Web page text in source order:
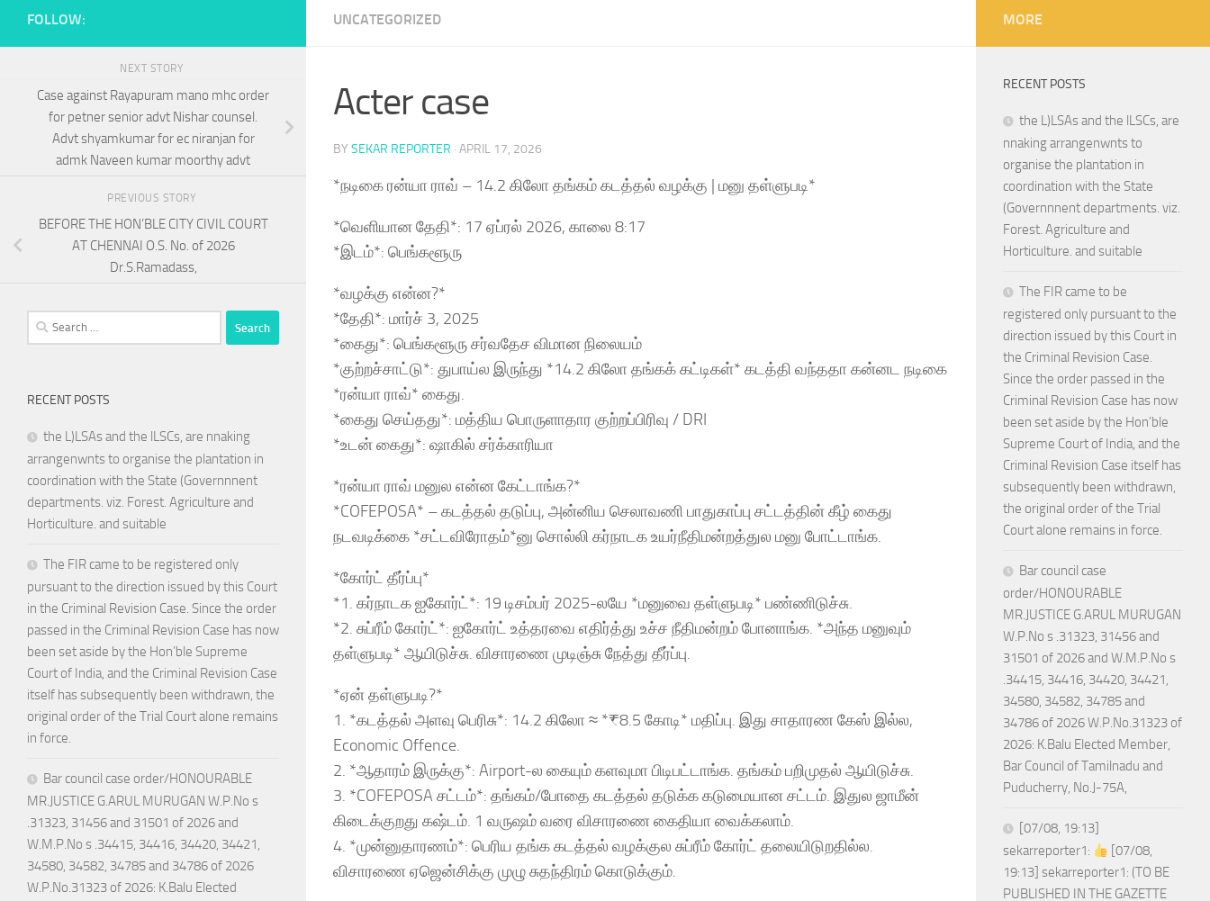
UNCATEGORIZED
Acter case
BY SEKAR REPORTER · APRIL 17, 2026
*நடிகை ரன்யா ராவ் – 14.2 கிலோ தங்கம் கடத்தல் வழக்கு | மனு தள்ளுபடி*
*வெளியான தேதி*: 17 ஏப்ரல் 2026, காலை 8:17
*இடம்*: பெங்களூரு
*வழக்கு என்ன?*
*தேதி*: மார்ச் 3, 2025
*கைது*: பெங்களூரு சர்வதேச விமான நிலையம்
*குற்றச்சாட்டு*: துபாய்ல இருந்து *14.2 கிலோ தங்கக் கட்டிகள்* கடத்தி வந்ததா கன்னட நடிகை
*ரன்யா ராவ்* கைது.
*கைது செய்தது*: மத்திய பொருளாதார குற்றப்பிரிவு / DRI
*உடன் கைது*: ஷாகில் சர்க்காரியா
*ரன்யா ராவ் மனுல என்ன கேட்டாங்க?*
*COFEPOSA* – கடத்தல் தடுப்பு, அன்னிய செலாவணி பாதுகாப்பு சட்டத்தின் கீழ் கைது
நடவடிக்கை *சட்டவிரோதம்*னு சொல்லி கர்நாடக உயர்நீதிமன்றத்துல மனு போட்டாங்க.
*கோர்ட் தீர்ப்பு*
*1. கர்நாடக ஐகோர்ட்*: 19 டிசம்பர் 2025-லயே *மனுவை தள்ளுபடி* பண்ணிடுச்சு.
*2. சுப்ரீம் கோர்ட்*: ஐகோர்ட் உத்தரவை எதிர்த்து உச்ச நீதிமன்றம் போனாங்க. *அந்த மனுவும்
தள்ளுபடி* ஆயிடுச்சு. விசாரணை முடிஞ்சு நேத்து தீர்ப்பு.
*ஏன் தள்ளுபடி?*
1. *கடத்தல் அளவு பெரிசு*: 14.2 கிலோ ≈ *₹8.5 கோடி* மதிப்பு. இது சாதாரண கேஸ் இல்ல,
Economic Offence.
2. *ஆதாரம் இருக்கு*: Airport-ல கையும் களவுமா பிடிபட்டாங்க. தங்கம் பறிமுதல் ஆயிடுச்சு.
3. *COFEPOSA சட்டம்*: தங்கம்/போதை கடத்தல் தடுக்க கடுமையான சட்டம். இதுல ஜாமீன்
கிடைக்குறது கஷ்டம். 1 வருஷம் வரை விசாரணை கைதியா வைக்கலாம்.
4. *முன்னுதாரணம்*: பெரிய தங்க கடத்தல் வழக்குல சுப்ரீம் கோர்ட் தலையிடுறதில்ல.
விசாரணை ஏஜென்சிக்கு முழு சுதந்திரம் கொடுக்கும்.
FOLLOW:
NEXT STORY
Case against Rayapuram mano mhc order
for petner senior advt Nishar counsel.
Advt shyamkumar for ec niranjan for
admk Naveen kumar moorthy advt
PREVIOUS STORY
BEFORE THE HON’BLE CITY CIVIL COURT
AT CHENNAI O.S. No. of 2026
Dr.S.Ramadass,
Search
for:
RECENT POSTS
the L)LSAs and the lLSCs, are nnaking
arrangenwnts to organise the plantation in
coordination with the State (Governnnent
departments. viz. Forest. Agriculture and
Horticulture. and suitable
The FIR came to be registered only
pursuant to the direction issued by this Court
in the Criminal Revision Case. Since the order
passed in the Criminal Revision Case has now
been set aside by the Hon’ble Supreme
Court of India, and the Criminal Revision Case
itself has subsequently been withdrawn, the
original order of the Trial Court alone remains
in force.
Bar council case order/HONOURABLE
MR.JUSTICE G.ARUL MURUGAN W.P.No s
.31323, 31456 and 31501 of 2026 and
W.M.P.No s .34415, 34416, 34420, 34421,
34580, 34582, 34785 and 34786 of 2026
W.P.No.31323 of 2026: K.Balu Elected
MORE
RECENT POSTS
the L)LSAs and the lLSCs, are
nnaking arrangenwnts to
organise the plantation in
coordination with the State
(Governnnent departments. viz.
Forest. Agriculture and
Horticulture. and suitable
The FIR came to be
registered only pursuant to the
direction issued by this Court in
the Criminal Revision Case.
Since the order passed in the
Criminal Revision Case has now
been set aside by the Hon’ble
Supreme Court of India, and the
Criminal Revision Case itself has
subsequently been withdrawn,
the original order of the Trial
Court alone remains in force.
Bar council case
order/HONOURABLE
MR.JUSTICE G.ARUL MURUGAN
W.P.No s .31323, 31456 and
31501 of 2026 and W.M.P.No s
.34415, 34416, 34420, 34421,
34580, 34582, 34785 and
34786 of 2026 W.P.No.31323 of
2026: K.Balu Elected Member,
Bar Council of Tamilnadu and
Puducherry, No.J-75A,
[07/08, 19:13]
sekarreporter1:
[07/08,
19:13] sekarreporter1: (TO BE
PUBLISHED IN THE GAZETTE